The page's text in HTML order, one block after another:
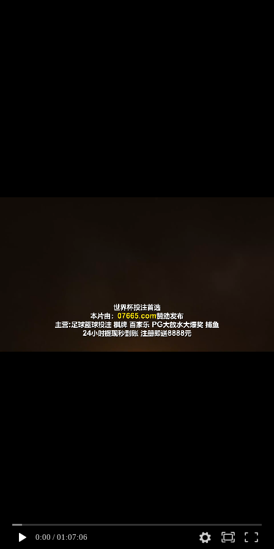
0:00 / 01:07:06